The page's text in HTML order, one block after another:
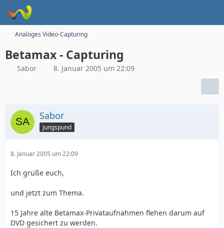
Analoges Video-Capturing
Betamax - Capturing
Sabor 8. Januar 2005 um 22:09
Sabor
Jungspund
8. Januar 2005 um 22:09
Ich grüße euch,
und jetzt zum Thema.
15 Jahre alte Betamax-Privataufnahmen flehen darum auf
DVD gesichert zu werden.